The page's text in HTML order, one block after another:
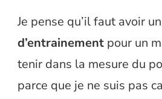
Je pense qu’il faut avoir un
d’entrainement pour un
tenir dans la mesure du
parce que je ne suis pas